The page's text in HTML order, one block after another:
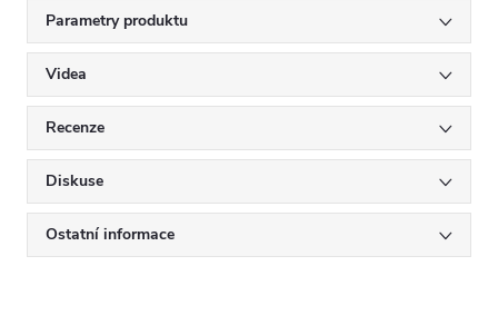
Parametry produktu
Videa
Recenze
Diskuse
Ostatní informace